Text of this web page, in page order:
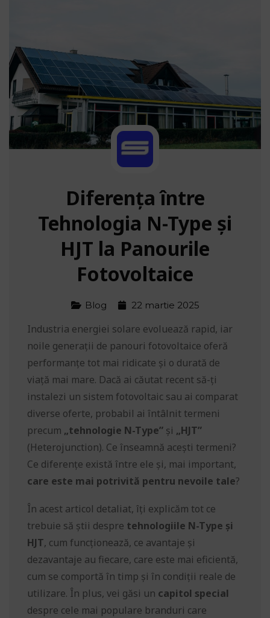
Diferența între
Tehnologia N-Type și
HJT la Panourile
Fotovoltaice
Blog 22 martie 2025
Industria energiei solare evoluează rapid, iar
noile generații de panouri fotovoltaice oferă
performanțe tot mai ridicate și o durată de
viață mai mare. Dacă ai căutat recent să-ți
instalezi un sistem fotovoltaic sau ai comparat
diverse oferte, probabil ai întâlnit termeni
precum „tehnologie N-Type” și „HJT”
(Heterojunction). Ce înseamnă acești termeni?
Ce diferențe există între ele și, mai important,
care este mai potrivită pentru nevoile tale?
În acest articol detaliat, îți explicăm tot ce
trebuie să știi despre tehnologiile N-Type și
HJT, cum funcționează, ce avantaje și
dezavantaje au fiecare, care este mai eficientă,
cum se comportă în timp și în condiții reale de
utilizare. În plus, vei găsi un capitol special
despre cele mai populare branduri care